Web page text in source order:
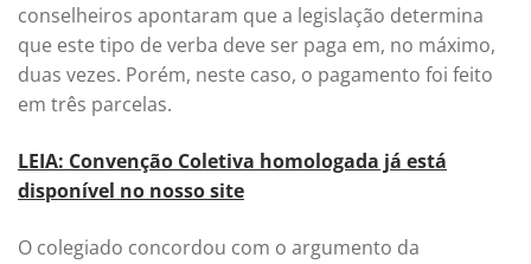
conselheiros apontaram que a legislação determina
que este tipo de verba deve ser paga em, no máximo,
duas vezes. Porém, neste caso, o pagamento foi feito
em três parcelas.
LEIA: Convenção Coletiva homologada já está
disponível no nosso site
O colegiado concordou com o argumento da